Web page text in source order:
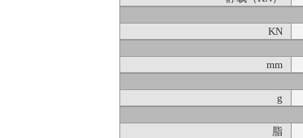
KN
mm
g
脂